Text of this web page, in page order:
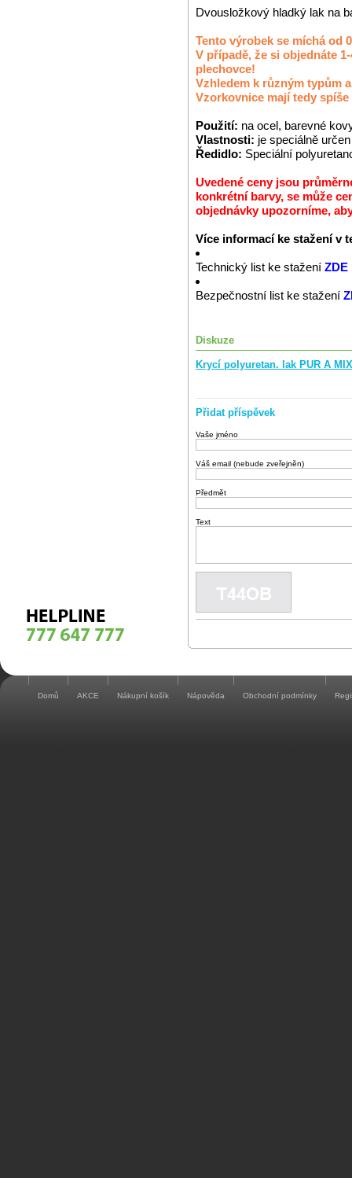
Dvousložkový hladký lak na
Tento výrobek se míchá od
V případě, že si objednáte
plechovce!
Vzhledem k různým typům
Vzorkovnice mají tedy
Použití: na ocel, barevné
Vlastnosti: je speciálně
Ředidlo: Speciální
Uvedené ceny jsou
konkrétní barvy, se může
objednávky upozorníme,
Více informací ke stažení v
Technický list ke stažení ZDE
Bezpečnostní list ke stažení
Diskuze
Krycí polyuretan. lak PUR A
Přidat příspěvek
Vaše jméno
Váš email (nebude zveřejněn)
Předmět
Text
Domů AKCE Nákupní košík Nápověda Obchodní podmínky